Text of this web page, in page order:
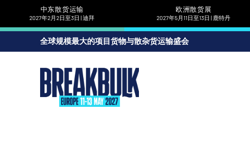
中东散货运输
2027年2月2日至3日 | 迪拜
欧洲散货展
2027年5月11日至13日 | 鹿特丹
全球规模最大的项目货物与散杂货运输盛会